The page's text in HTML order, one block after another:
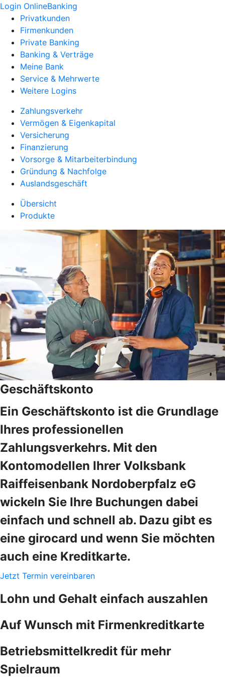
Login OnlineBanking
Privatkunden
Firmenkunden
Private Banking
Banking & Verträge
Meine Bank
Service & Mehrwerte
Weitere Logins
Zahlungsverkehr
Vermögen & Eigenkapital
Versicherung
Finanzierung
Vorsorge & Mitarbeiterbindung
Gründung & Nachfolge
Auslandsgeschäft
Übersicht
Produkte
Geschäftskonto
Ein Geschäftskonto ist die Grundlage
Ihres professionellen
Zahlungsverkehrs. Mit den
Kontomodellen Ihrer Volksbank
Raiffeisenbank Nordoberpfalz eG
wickeln Sie Ihre Buchungen dabei
einfach und schnell ab. Dazu gibt es
eine girocard und wenn Sie möchten
auch eine Kreditkarte.
Jetzt Termin vereinbaren
Lohn und Gehalt einfach auszahlen
Auf Wunsch mit Firmenkreditkarte
Betriebsmittelkredit für mehr
Spielraum